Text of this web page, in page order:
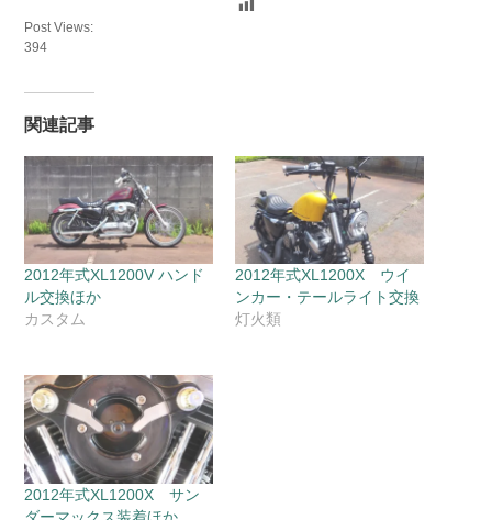
Post Views:
394
関連記事
2012年式XL1200V ハンド
ル交換ほか
カスタム
2012年式XL1200X ウイ
ンカー・テールライト交換
灯火類
2012年式XL1200X サン
ダーマックス装着ほか